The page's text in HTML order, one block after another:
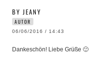
BY JEANY
AUTOR
06/06/2016 / 14:43
Dankeschön! Liebe Grüße 🙂